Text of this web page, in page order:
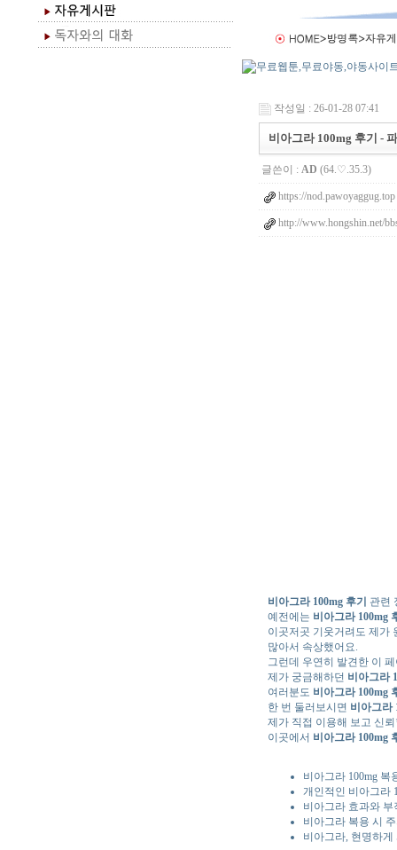
작성일 : 26-01-28 07:41
비아그라 100mg 후기 -
글쓴이 : AD (64.♡.35.3)
https://nod.pawoyaggug.top
http://www.hongshin.net/
비아그라 100mg 후기
관련
예전에는 비아그라 100mg
이곳저곳 기웃거려도 제가
많아서 속상했어요.
그런데 우연히 발견한 이
제가 궁금해하던 비아그라
여러분도 비아그라 100mg
한 번 둘러보시면 비아그라
제가 직접 이용해 보고 신
이곳에서 비아그라 100mg
비아그라 100mg 복
개인적인 비아그라
비아그라 효과와
비아그라 복용 시
비아그라, 현명하